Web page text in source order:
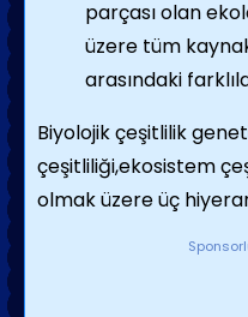
parçası olan
üzere tüm
arasındaki
Biyolojik çeşitlilik
çeşitliliği,ekosistem
olmak üzere üç